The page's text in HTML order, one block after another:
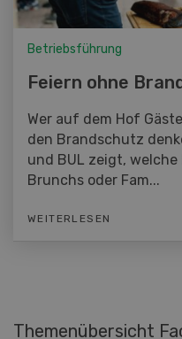
Betriebsführung
Feiern ohne
Wer auf dem Hof
den Brandschutz
und BUL zeigt,
Brunchs oder Fam...
WEITERLESEN
Themenübersicht